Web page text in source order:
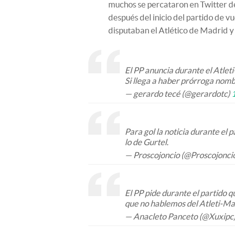
muchos se percataron en Twitter
después del inicio del partido de
disputaban el Atlético de Madrid
El PP anuncia durante el
Si llega a haber prórroga
— gerardo tecé (@gerardotc)
Para gol la noticia durante el
lo de Gurtel.
— Proscojoncio
El PP pide durante el partido
que no hablemos del Atleti-
— Anacleto Panceto